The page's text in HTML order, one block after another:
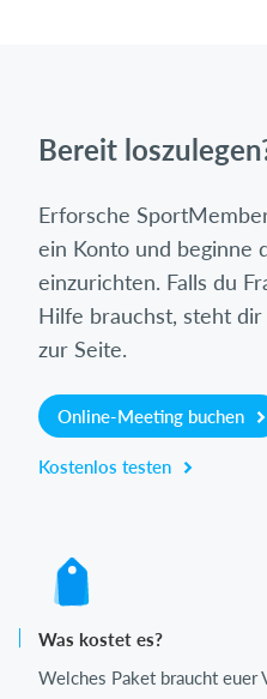
Bereit
Erforsche
ein Konto und beginne
einzurichten. Falls du
Hilfe brauchst, steht
zur Seite.
Online-Meeting buchen
Kostenlos testen
Was kostet es?
Welches Paket braucht euer